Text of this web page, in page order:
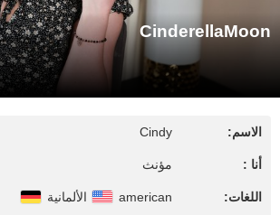
CinderellaMoon
الاسم: Cindy
أنا : مؤنث
اللغات: american الألمانية